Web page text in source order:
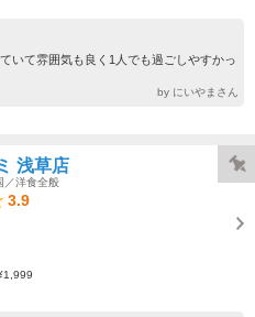
いて雰囲気も良く1人でも過ごしやすかっ
by にいやまさん
浅草店
／洋食全般
3.9